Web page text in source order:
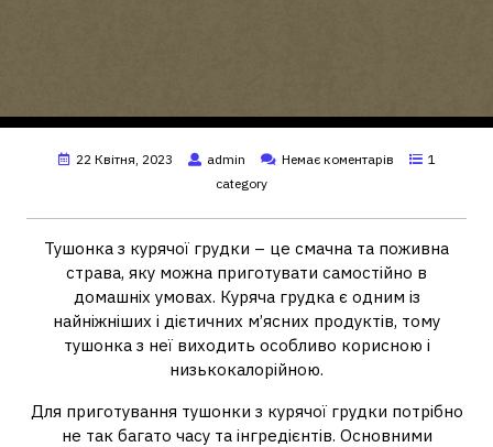
22 Квітня, 2023 admin Немає коментарів
1
category
Тушонка з курячої грудки – це смачна та поживна
страва, яку можна приготувати самостійно в
домашніх умовах. Куряча грудка є одним із
найніжніших і дієтичних м’ясних продуктів, тому
тушонка з неї виходить особливо корисною і
низькокалорійною.
Для приготування тушонки з курячої грудки потрібно
не так багато часу та інгредієнтів. Основними